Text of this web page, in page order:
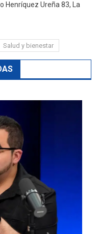
Henríquez Ureña 83, La
Salud y bienestar